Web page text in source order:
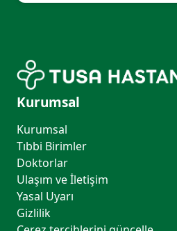
Kurumsal
Kurumsal
Tıbbi Birimler
Doktorlar
Ulaşım ve İletişim
Yasal Uyarı
Gizlilik